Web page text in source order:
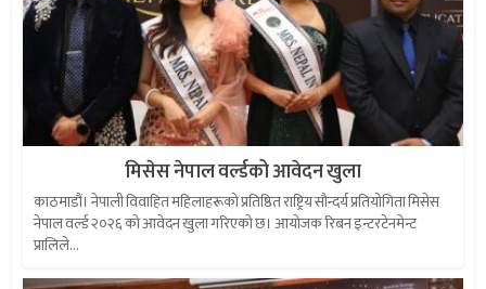
मिसेस नेपाल वर्ल्डको आवेदन खुला
काठमाडौं। नेपाली विवाहित महिलाहरूको प्रतिष्ठित राष्ट्रिय सौन्दर्य प्रतियोगिता मिसेस
नेपाल वर्ल्ड २०२६ को आवेदन खुला गरिएको छ। आयोजक रिबन इन्टरटेनमेन्ट
प्रालिले...